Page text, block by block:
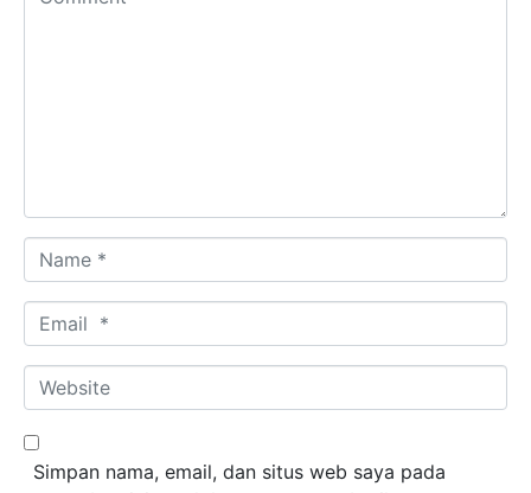
Name *
Email *
Website
Simpan nama, email, dan situs web saya pada